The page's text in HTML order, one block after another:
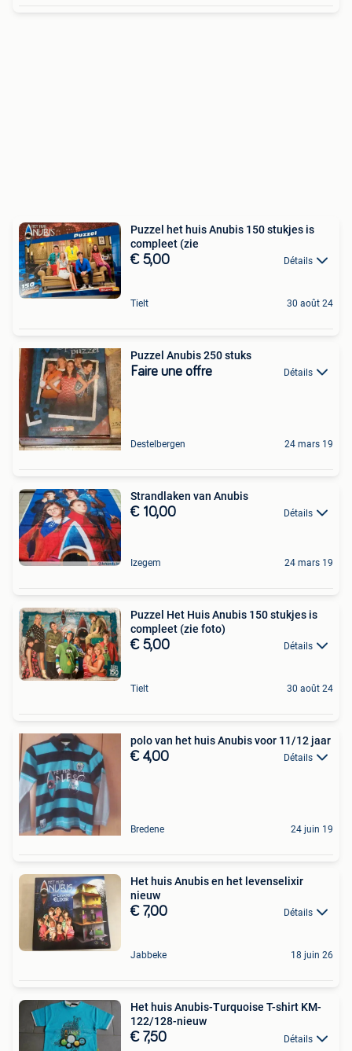
Puzzel het huis Anubis 150 stukjes is
compleet (zie
€ 5,00 Détails
Tielt 30 août 24
Puzzel Anubis 250 stuks
Faire une offre Détails
Destelbergen 24 mars 19
Strandlaken van Anubis
€ 10,00 Détails
Izegem 24 mars 19
Puzzel Het Huis Anubis 150 stukjes is
compleet (zie foto)
€ 5,00 Détails
Tielt 30 août 24
polo van het huis Anubis voor 11/12 jaar
€ 4,00 Détails
Bredene 24 juin 19
Het huis Anubis en het levenselixir
nieuw
€ 7,00 Détails
Jabbeke 18 juin 26
Het huis Anubis-Turquoise T-shirt KM-
122/128-nieuw
€ 7,50 Détails